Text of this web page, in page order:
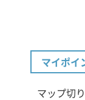
マイポイ
マップ切